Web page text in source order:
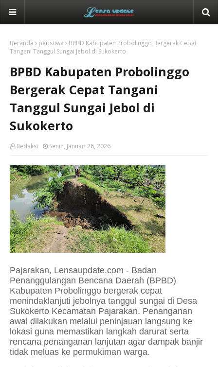
Beranda peristiwa
BPBD Kabupaten Probolinggo Bergerak Cepat
Tangani Tanggul Sungai Jebol di Sukokerto
BPBD Kabupaten Probolinggo
Bergerak Cepat Tangani
Tanggul Sungai Jebol di
Sukokerto
Redaksi Senin, Januari 26, 2026
Pajarakan, Lensaupdate.com - Badan
Penanggulangan Bencana Daerah (BPBD)
Kabupaten Probolinggo bergerak cepat
menindaklanjuti jebolnya tanggul sungai di Desa
Sukokerto Kecamatan Pajarakan. Penanganan
awal dilakukan melalui peninjauan langsung ke
lokasi guna memastikan langkah darurat serta
rencana penanganan lanjutan agar dampak banjir
tidak meluas ke permukiman warga.